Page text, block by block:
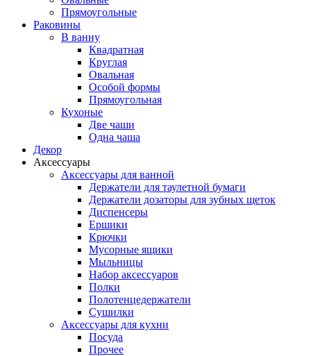
Прямоугольные
Раковины
В ванну
Квадратная
Круглая
Овальная
Особой формы
Прямоугольная
Кухоные
Две чаши
Одна чаша
Декор
Аксессуары
Аксессуары для ванной
Держатели для таулетной бумаги
Держатели дозаторы для зубных щеток
Диспенсеры
Ершики
Крючки
Мусорные ящики
Мыльницы
Набор аксессуаров
Полки
Полотенцедержатели
Сушилки
Аксессуары для кухни
Посуда
Прочее